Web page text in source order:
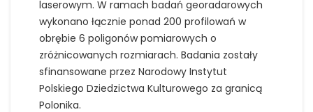
laserowym. W ramach badań georadarowych
wykonano łącznie ponad 200 profilowań w
obrębie 6 poligonów pomiarowych o
zróżnicowanych rozmiarach. Badania zostały
sfinansowane przez Narodowy Instytut
Polskiego Dziedzictwa Kulturowego za granicą
Polonika.